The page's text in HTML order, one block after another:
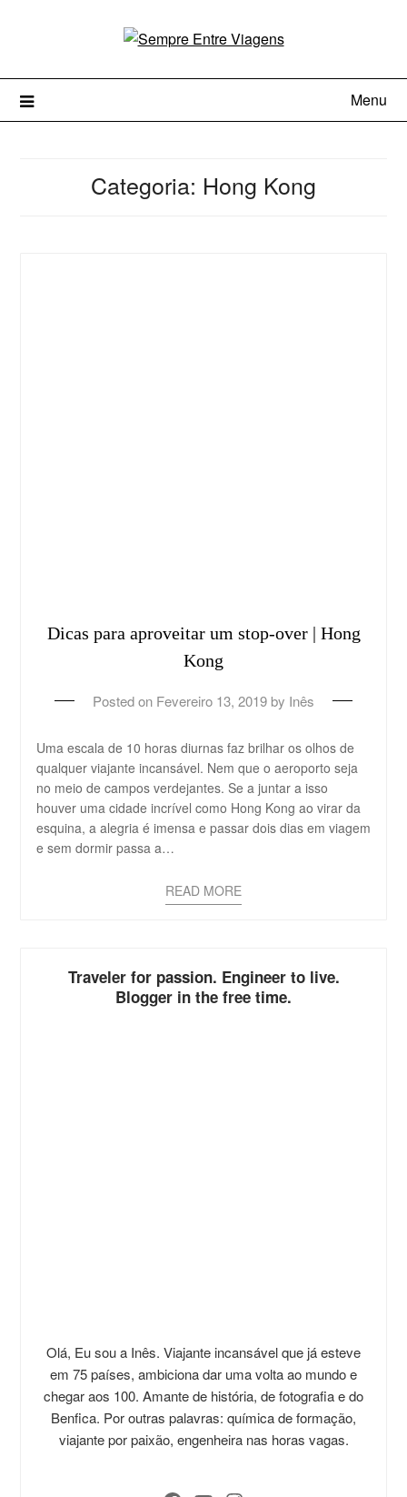
Menu
Categoria: Hong Kong
Dicas para aproveitar um stop-over | Hong
Kong
Posted on Fevereiro 13, 2019 by Inês
Uma escala de 10 horas diurnas faz brilhar os olhos de
qualquer viajante incansável. Nem que o aeroporto seja
no meio de campos verdejantes. Se a juntar a isso
houver uma cidade incrível como Hong Kong ao virar da
esquina, a alegria é imensa e passar dois dias em viagem
e sem dormir passa a…
READ MORE
Traveler for passion. Engineer to live.
Blogger in the free time.
Olá, Eu sou a Inês. Viajante incansável que já esteve
em 75 países, ambiciona dar uma volta ao mundo e
chegar aos 100. Amante de história, de fotografia e do
Benfica. Por outras palavras: química de formação,
viajante por paixão, engenheira nas horas vagas.